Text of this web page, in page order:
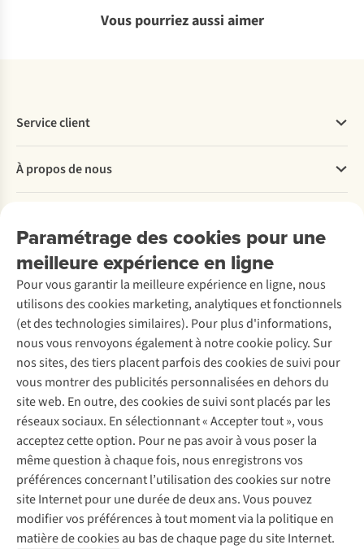
Vous pourriez aussi aimer
Paramétrage des cookies pour une
meilleure expérience en ligne
Pour vous garantir la meilleure expérience en ligne, nous
utilisons des cookies marketing, analytiques et fonctionnels
(et des technologies similaires). Pour plus d'informations,
nous vous renvoyons également à notre cookie policy. Sur
nos sites, des tiers placent parfois des cookies de suivi pour
vous montrer des publicités personnalisées en dehors du
site web. En outre, des cookies de suivi sont placés par les
réseaux sociaux. En sélectionnant « Accepter tout », vous
acceptez cette option. Pour ne pas avoir à vous poser la
même question à chaque fois, nous enregistrons vos
préférences concernant l’utilisation des cookies sur notre
site Internet pour une durée de deux ans. Vous pouvez
modifier vos préférences à tout moment via la politique en
matière de cookies au bas de chaque page du site Internet.
Service client
Commander
Payer
Retourner
Rétractation d'une commande
Entretien & réparations
Garantie
Contactez-nous
À propos de nous
Entreprise responsable
À propos d’Ayacucho
Nos magasins
À propos d’A.S.Adventure
Déclaration d'accessibilité
Location / Location sports d’hiver
Seconde-main
Entretien de ski
Service de lavage
Entretien de chaussures
Réparation de chaussures
Réparation de vêtements
Retouches
Pour les entreprises
Découvrez
A.S.Magazine
Explore Camp
Expertise & conseils
Abonnez-vous à la newsletter
Suivez-nous
Mentions légales
Politique de confidentialité